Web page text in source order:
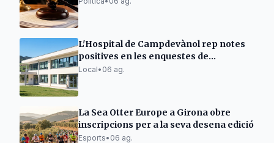
L'Hospital de Campdevànol rep notes
positives en les enquestes de
satisfacció
Local• 06 ag.
La Sea Otter Europe a Girona obre
inscripcions per a la seva desena edició
Esports• 06 ag.